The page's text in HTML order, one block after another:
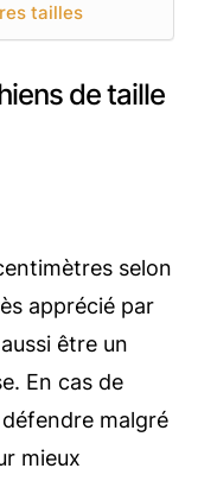
tailles
de taille
selon
apprécié par
être un
En cas de
malgré
mieux